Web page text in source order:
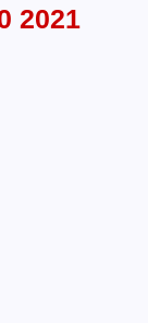
2021